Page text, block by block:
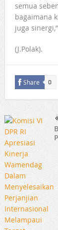
semua
bagaimana
juga
(J.Polak).
Share 0